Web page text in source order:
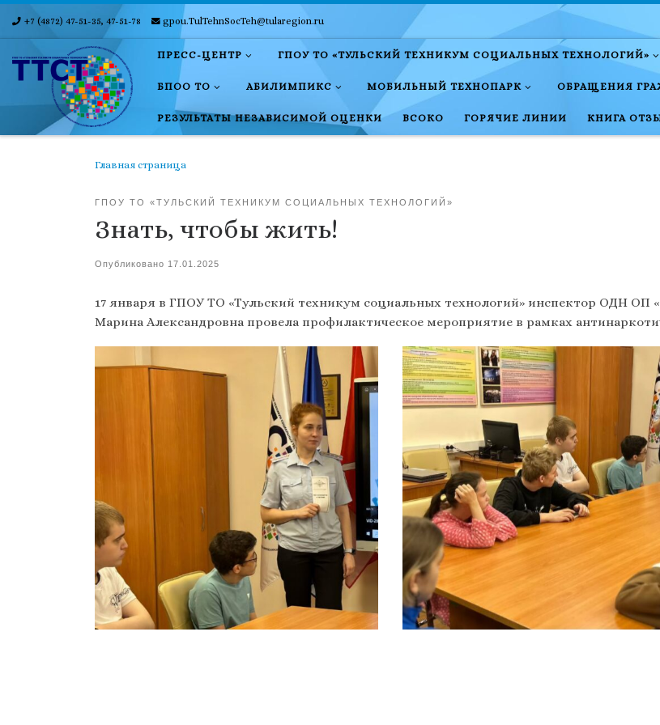
Skip to content
+7 (4872) 47-51-35, 47-51-78 gpou.TulTehnSocTeh@tularegion.ru
ПРЕСС-ЦЕНТР ГПОУ ТО «ТУЛЬСКИЙ ТЕХНИКУМ СОЦИАЛЬНЫХ ТЕХНОЛОГИЙ»
БПОО ТО АБИЛИМПИКС МОБИЛЬНЫЙ ТЕХНОПАРК ОБРАЩЕНИЯ
РЕЗУЛЬТАТЫ НЕЗАВИСИМОЙ ОЦЕНКИ ВСОКО ГОРЯЧИЕ ЛИНИИ КНИГА
Главная страница
ГПОУ ТО «ТУЛЬСКИЙ ТЕХНИКУМ СОЦИАЛЬНЫХ ТЕХНОЛОГИЙ»
Знать, чтобы жить!
Опубликовано 17.01.2025
17 января в ГПОУ ТО «Тульский техникум социальных технологий» инспектор ОДН ОП
Марина Александровна провела профилактическое мероприятие в рамках